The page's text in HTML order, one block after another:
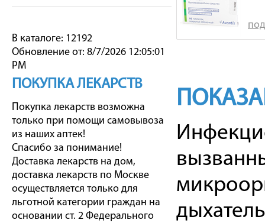
В каталоге: 12192
Обновление от: 8/7/2026 12:05:01
PM
ПОКУПКА ЛЕКАРСТВ
Покупка лекарств возможна
только при помощи самовывоза
из наших аптек!
Спасибо за понимание!
Доставка лекарств на дом,
доставка лекарств по Москве
осуществляется только для
льготной категории граждан на
основании ст. 2 Федерального